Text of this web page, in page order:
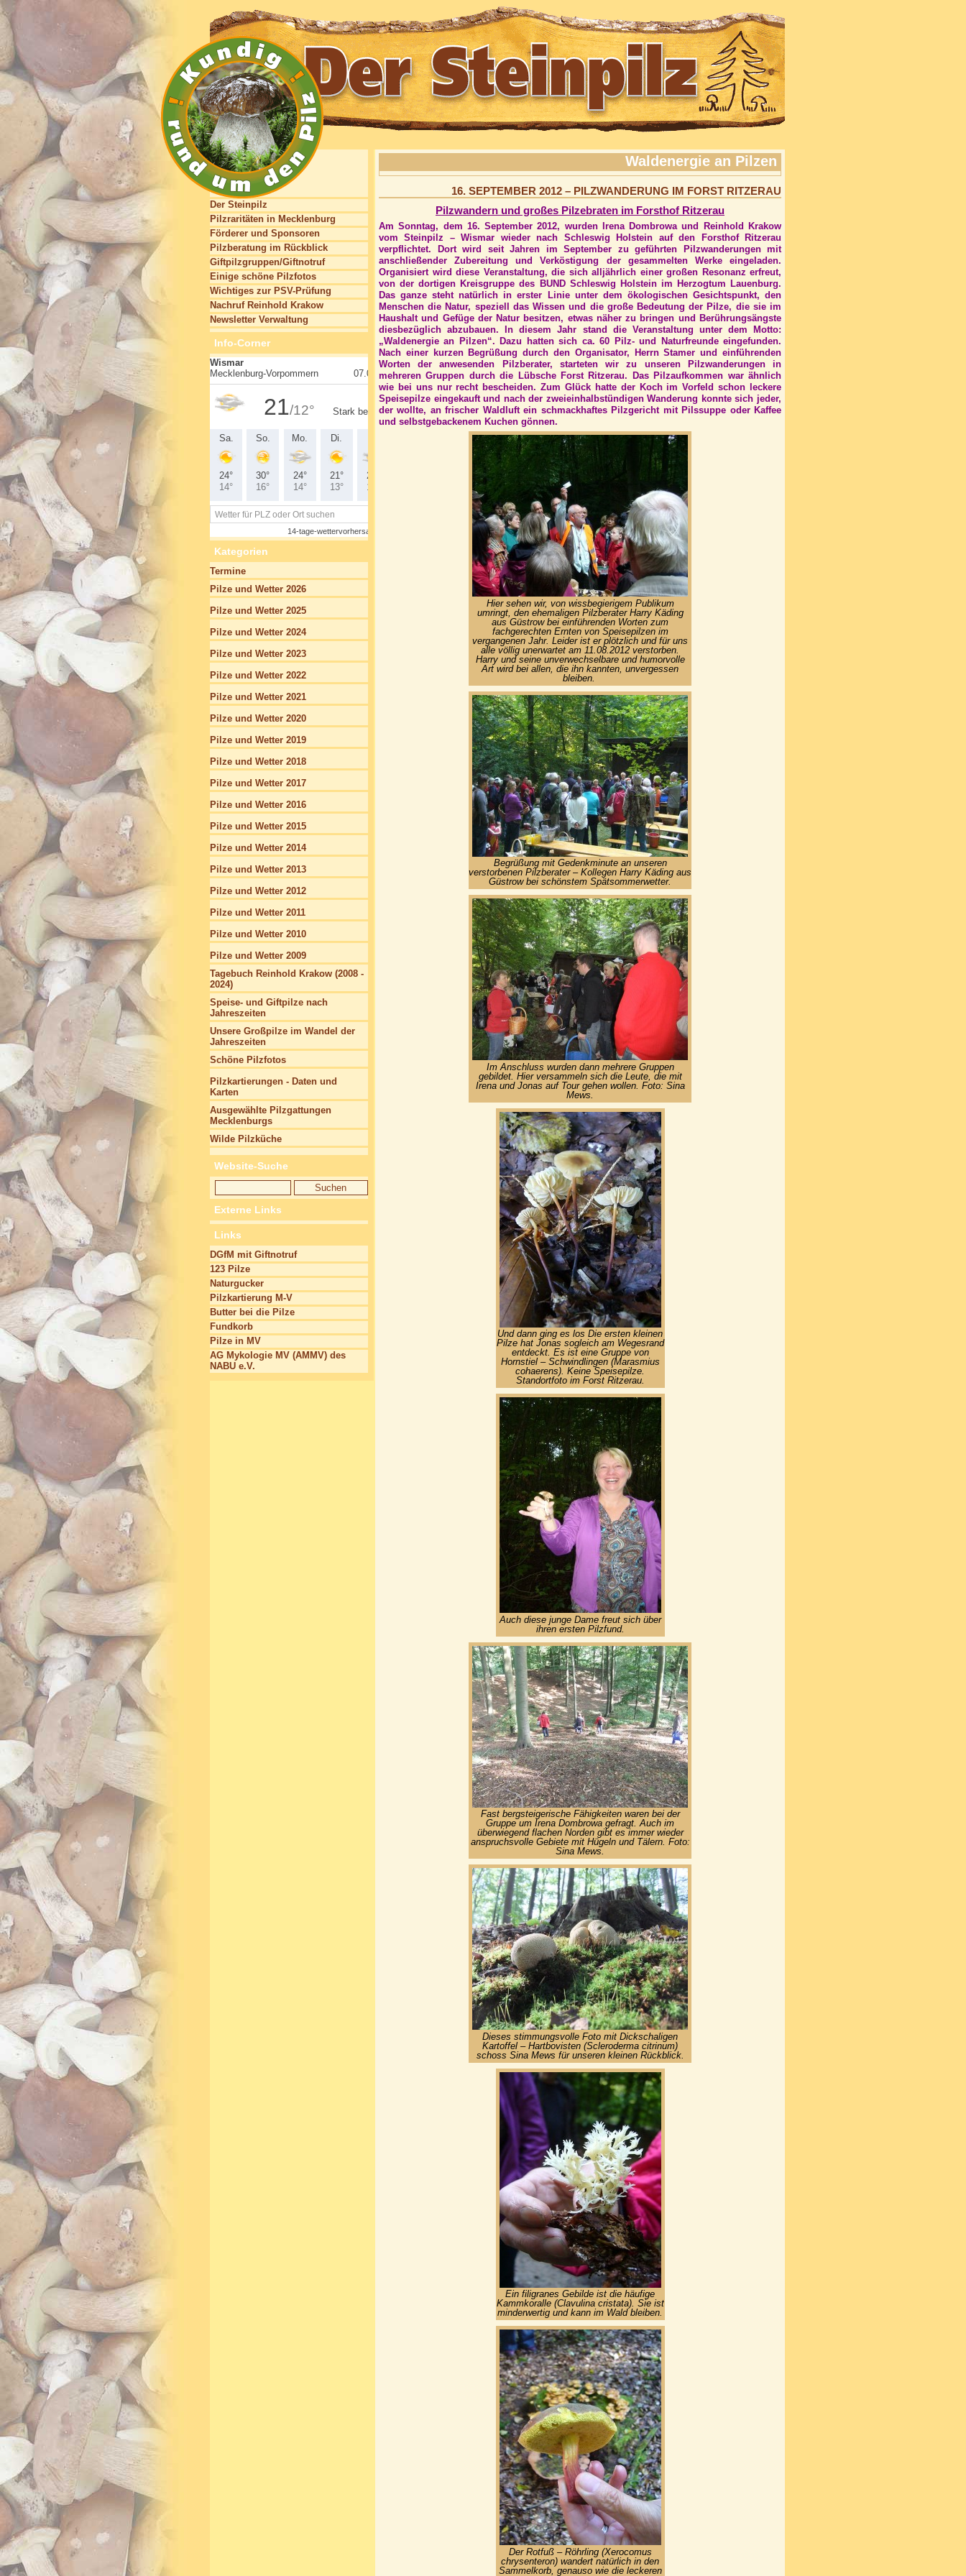
Waldenergie an Pilzen
16. SEPTEMBER 2012 – PILZWANDERUNG IM FORST RITZERAU
Pilzwandern und großes Pilzebraten im Forsthof Ritzerau
Am Sonntag, dem 16. September 2012, wurden Irena Dombrowa und Reinhold Krakow
vom Steinpilz – Wismar wieder nach Schleswig Holstein auf den Forsthof Ritzerau
verpflichtet. Dort wird seit Jahren im September zu geführten Pilzwanderungen mit
anschließender Zubereitung und Verköstigung der gesammelten Werke eingeladen.
Organisiert wird diese Veranstaltung, die sich alljährlich einer großen Resonanz erfreut,
von der dortigen Kreisgruppe des BUND Schleswig Holstein im Herzogtum Lauenburg.
Das ganze steht natürlich in erster Linie unter dem ökologischen Gesichtspunkt, den
Menschen die Natur, speziell das Wissen und die große Bedeutung der Pilze, die sie im
Haushalt und Gefüge der Natur besitzen, etwas näher zu bringen und Berührungsängste
diesbezüglich abzubauen. In diesem Jahr stand die Veranstaltung unter dem Motto:
„Waldenergie an Pilzen“. Dazu hatten sich ca. 60 Pilz- und Naturfreunde eingefunden.
Nach einer kurzen Begrüßung durch den Organisator, Herrn Stamer und einführenden
Worten der anwesenden Pilzberater, starteten wir zu unseren Pilzwanderungen in
mehreren Gruppen durch die Lübsche Forst Ritzerau. Das Pilzaufkommen war ähnlich
wie bei uns nur recht bescheiden. Zum Glück hatte der Koch im Vorfeld schon leckere
Speisepilze eingekauft und nach der zweieinhalbstündigen Wanderung konnte sich jeder,
der wollte, an frischer Waldluft ein schmackhaftes Pilzgericht mit Pilssuppe oder Kaffee
und selbstgebackenem Kuchen gönnen.
Hier sehen wir, von wissbegierigem Publikum
umringt, den ehemaligen Pilzberater Harry Käding
aus Güstrow bei einführenden Worten zum
fachgerechten Ernten von Speisepilzen im
vergangenen Jahr. Leider ist er plötzlich und für uns
alle völlig unerwartet am 11.08.2012 verstorben.
Harry und seine unverwechselbare und humorvolle
Art wird bei allen, die ihn kannten, unvergessen
bleiben.
Begrüßung mit Gedenkminute an unseren
verstorbenen Pilzberater – Kollegen Harry Käding aus
Güstrow bei schönstem Spätsommerwetter.
Im Anschluss wurden dann mehrere Gruppen
gebildet. Hier versammeln sich die Leute, die mit
Irena und Jonas auf Tour gehen wollen. Foto: Sina
Mews.
Und dann ging es los Die ersten kleinen
Pilze hat Jonas sogleich am Wegesrand
entdeckt. Es ist eine Gruppe von
Hornstiel – Schwindlingen (Marasmius
cohaerens). Keine Speisepilze.
Standortfoto im Forst Ritzerau.
Auch diese junge Dame freut sich über
ihren ersten Pilzfund.
Fast bergsteigerische Fähigkeiten waren bei der
Gruppe um Irena Dombrowa gefragt. Auch im
überwiegend flachen Norden gibt es immer wieder
anspruchsvolle Gebiete mit Hügeln und Tälern. Foto:
Sina Mews.
Dieses stimmungsvolle Foto mit Dickschaligen
Kartoffel – Hartbovisten (Scleroderma citrinum)
schoss Sina Mews für unseren kleinen Rückblick.
Ein filigranes Gebilde ist die häufige
Kammkoralle (Clavulina cristata). Sie ist
minderwertig und kann im Wald bleiben.
Der Rotfuß – Röhrling (Xerocomus
chrysenteron) wandert natürlich in den
Sammelkorb, genauso wie die leckeren
Der Steinpilz
Pilzraritäten in Mecklenburg
Förderer und Sponsoren
Pilzberatung im Rückblick
Giftpilzgruppen/Giftnotruf
Einige schöne Pilzfotos
Wichtiges zur PSV-Prüfung
Nachruf Reinhold Krakow
Newsletter Verwaltung
Info-Corner
Kategorien
Termine
Pilze und Wetter 2026
Pilze und Wetter 2025
Pilze und Wetter 2024
Pilze und Wetter 2023
Pilze und Wetter 2022
Pilze und Wetter 2021
Pilze und Wetter 2020
Pilze und Wetter 2019
Pilze und Wetter 2018
Pilze und Wetter 2017
Pilze und Wetter 2016
Pilze und Wetter 2015
Pilze und Wetter 2014
Pilze und Wetter 2013
Pilze und Wetter 2012
Pilze und Wetter 2011
Pilze und Wetter 2010
Pilze und Wetter 2009
Tagebuch Reinhold Krakow (2008 -
2024)
Speise- und Giftpilze nach
Jahreszeiten
Unsere Großpilze im Wandel der
Jahreszeiten
Schöne Pilzfotos
Pilzkartierungen - Daten und
Karten
Ausgewählte Pilzgattungen
Mecklenburgs
Wilde Pilzküche
Website-Suche
Externe Links
Links
DGfM mit Giftnotruf
123 Pilze
Naturgucker
Pilzkartierung M-V
Butter bei die Pilze
Fundkorb
Pilze in MV
AG Mykologie MV (AMMV) des
NABU e.V.